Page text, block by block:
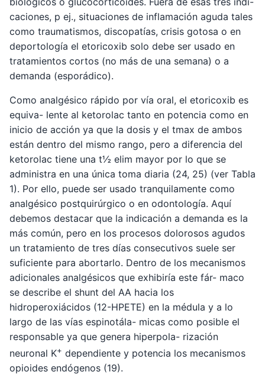
caciones, p ej., situaciones de inflamación aguda tales
como traumatismos, discopatías, crisis gotosa o en
deportología el etoricoxib solo debe ser usado en
tratamientos cortos (no más de una semana) o a
demanda (esporádico).
Como analgésico rápido por vía oral, el etoricoxib es
equiva- lente al ketorolac tanto en potencia como en
inicio de acción ya que la dosis y el tmax de ambos
están dentro del mismo rango, pero a diferencia del
ketorolac tiene una t½ elim mayor por lo que se
administra en una única toma diaria (24, 25) (ver Tabla
1). Por ello, puede ser usado tranquilamente como
analgésico postquirúrgico o en odontología. Aquí
debemos destacar que la indicación a demanda es la
más común, pero en los procesos dolorosos agudos
un tratamiento de tres días consecutivos suele ser
suficiente para abortarlo. Dentro de los mecanismos
adicionales analgésicos que exhibiría este fár- maco
se describe el shunt del AA hacia los
hidroperoxiácidos (12-HPETE) en la médula y a lo
largo de las vías espinotála- micas como posible el
responsable ya que genera hiperpola- rización
neuronal K+ dependiente y potencia los mecanismos
opioides endógenos (19).